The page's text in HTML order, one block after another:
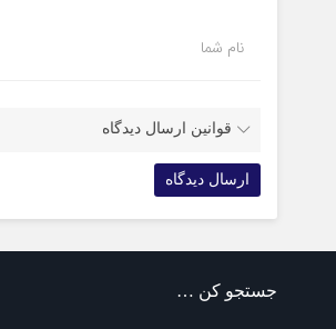
نام شما
قوانین ارسال دیدگاه
جستجو کن …